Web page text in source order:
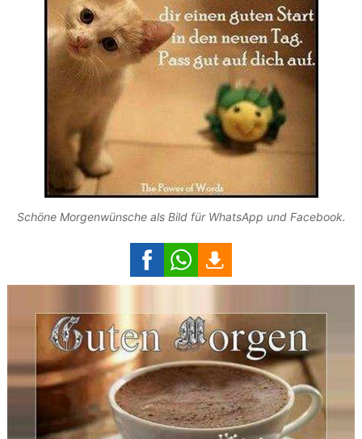
Schöne Morgenwünsche als Bild für WhatsApp und Facebook.